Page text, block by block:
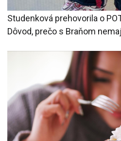
Studenková prehovorila o
Dôvod, prečo s Braňom